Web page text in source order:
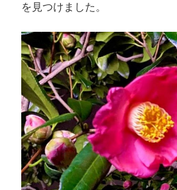
を見つけました。